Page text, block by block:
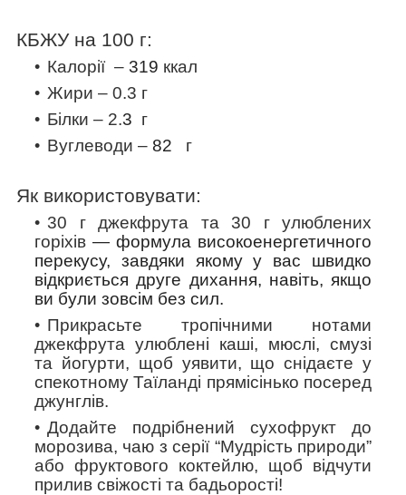
КБЖУ на 100 г:
Калорії – 319 ккал
Жири – 0.3 г
Білки – 2.3 г
Вуглеводи – 82 г
Як використовувати:
30 г джекфрута та 30 г улюблених
горіхів — формула високоенергетичного
перекусу, завдяки якому у вас швидко
відкриється друге дихання, навіть, якщо
ви були зовсім без сил.
Прикрасьте тропічними нотами
джекфрута улюблені каші, мюслі, смузі
та йогурти, щоб уявити, що снідаєте у
спекотному Таїланді прямісінько посеред
джунглів.
Додайте подрібнений сухофрукт до
морозива, чаю з серії “Мудрість природи”
або фруктового коктейлю, щоб відчути
прилив свіжості та бадьорості!